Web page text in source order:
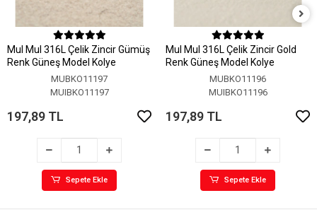
MuI MuI 316L Çelik Zincir Gümüş
Renk Güneş Model Kolye
MUBKO11197
MUIBKO11197
197,89 TL
Sepete Ekle
MuI MuI 316L Çelik Zincir Gold
Renk Güneş Model Kolye
MUBKO11196
MUIBKO11196
197,89 TL
Sepete Ekle